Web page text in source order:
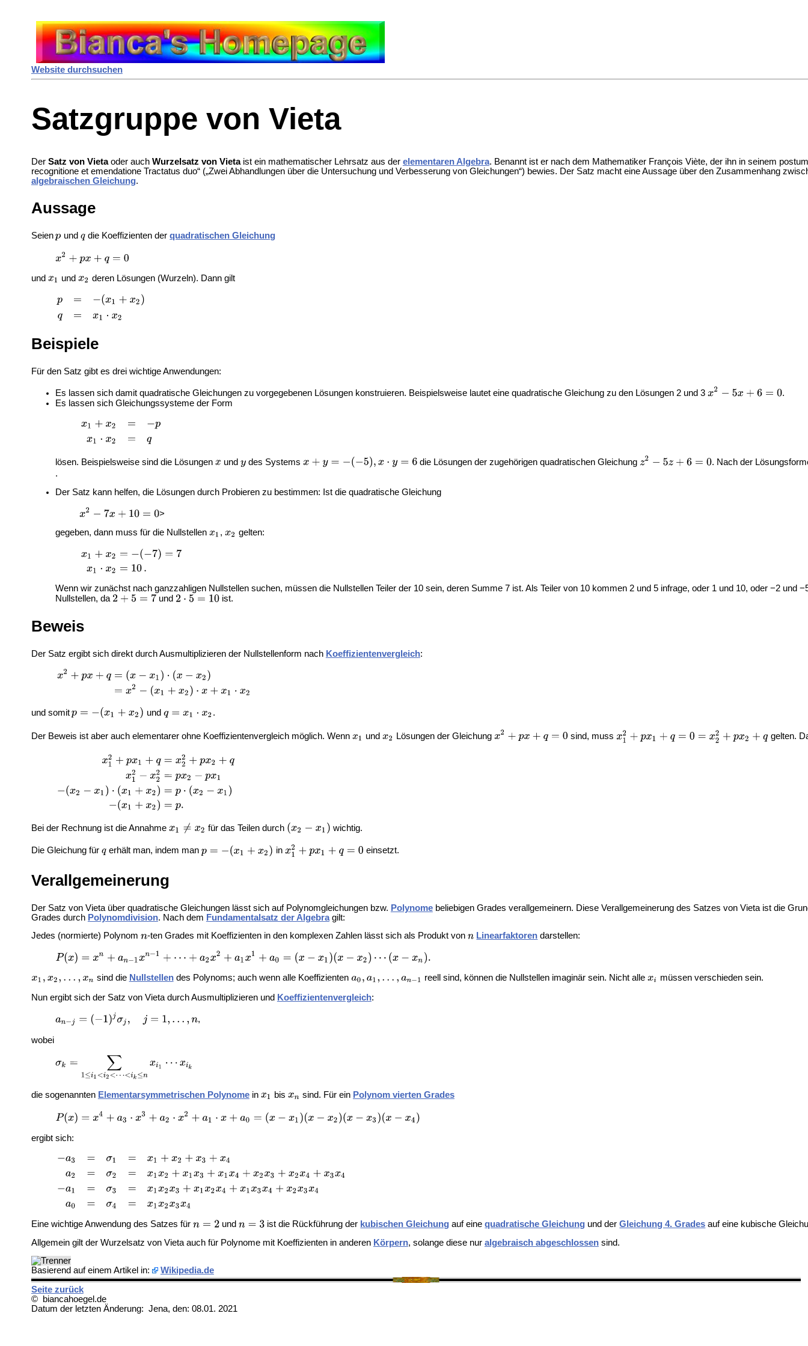
Website durchsuchen
Satzgruppe von Vieta
Der Satz von Vietaoder auch Wurzelsatz von Vietaist ein mathematischer Lehrsatz aus der elementaren Algebra. Benannt ist er nach dem Mathematiker François Viète, der ihn in seinem
recognitione et emendatione Tractatus duo“ („Zwei Abhandlungen über die Untersuchung und Verbesserung von Gleichungen“) bewies. Der Satz macht eine Aussage über den Zusammenhang
algebraischen Gleichung.
Aussage
Seien und die Koeffizienten derquadratischen Gleichung
und und deren Lösungen (Wurzeln). Dann gilt
Beispiele
Für den Satz gibt es drei wichtige Anwendungen:
Es lassen sich damit quadratische Gleichungen zu vorgegebenen Lösungen konstruieren. Beispielsweise lautet eine quadratische Gleichung zu den Lösungen 2 und 3
.
Es lassen sich Gleichungssysteme der Form
lösen. Beispielsweise sind die Lösungen und des Systems die Lösungen der zugehörigen quadratischen Gleichung
. Nach der
.
Der Satz kann helfen, die Lösungen durch Probieren zu bestimmen: Ist die quadratische Gleichung
>
gegeben, dann muss für die Nullstellen
, gelten:
Wenn wir zunächst nach ganzzahligen Nullstellen suchen, müssen die Nullstellen Teiler der 10 sein, deren Summe 7 ist. Als Teiler von 10 kommen 2 und 5 infrage, oder 1 und 10, oder −2 und
Nullstellen, da
und ist.
Beweis
Der Satz ergibt sich direkt durch Ausmultiplizieren der Nullstellenform nach Koeffizientenvergleich:
und somit und .
Der Beweis ist aber auch elementarer ohne Koeffizientenvergleich möglich. Wenn und Lösungen der Gleichung sind, muss gelten.
Bei der Rechnung ist die Annahme für das Teilen durch wichtig.
Die Gleichung für erhält man, indem man in einsetzt.
Verallgemeinerung
Der Satz von Vieta über quadratische Gleichungen lässt sich auf Polynomgleichungen bzw. Polynomebeliebigen Grades verallgemeinern. Diese Verallgemeinerung des Satzes von Vieta ist die
Grades durch Polynomdivision. Nach dem Fundamentalsatz der Algebragilt:
Jedes (normierte) Polynom
-ten Grades mit Koeffizienten in den komplexen Zahlen lässt sich als Produkt von Linearfaktoren darstellen:
sind die Nullstellendes Polynoms; auch wenn alle Koeffizienten reell sind, können die Nullstellen imaginär sein. Nicht alle müssen verschieden sein.
Nun ergibt sich der Satz von Vieta durch Ausmultiplizieren und Koeffizientenvergleich:
,
wobei
die sogenannten Elementarsymmetrischen Polynomein bis sind. Für ein Polynom vierten Grades
ergibt sich:
Eine wichtige Anwendung des Satzes für und ist die Rückführung der kubischen Gleichung auf einequadratische Gleichung und derGleichung 4. Grades auf eine kubische
Allgemein gilt der Wurzelsatz von Vieta auch für Polynome mit Koeffizienten in anderen Körpern, solange diese nur algebraisch abgeschlossensind.
Basierend auf einem Artikel in:
Wikipedia.de
Seite zurück
© biancahoegel.de
Datum der letzten Änderung: Jena, den: 08.01. 2021